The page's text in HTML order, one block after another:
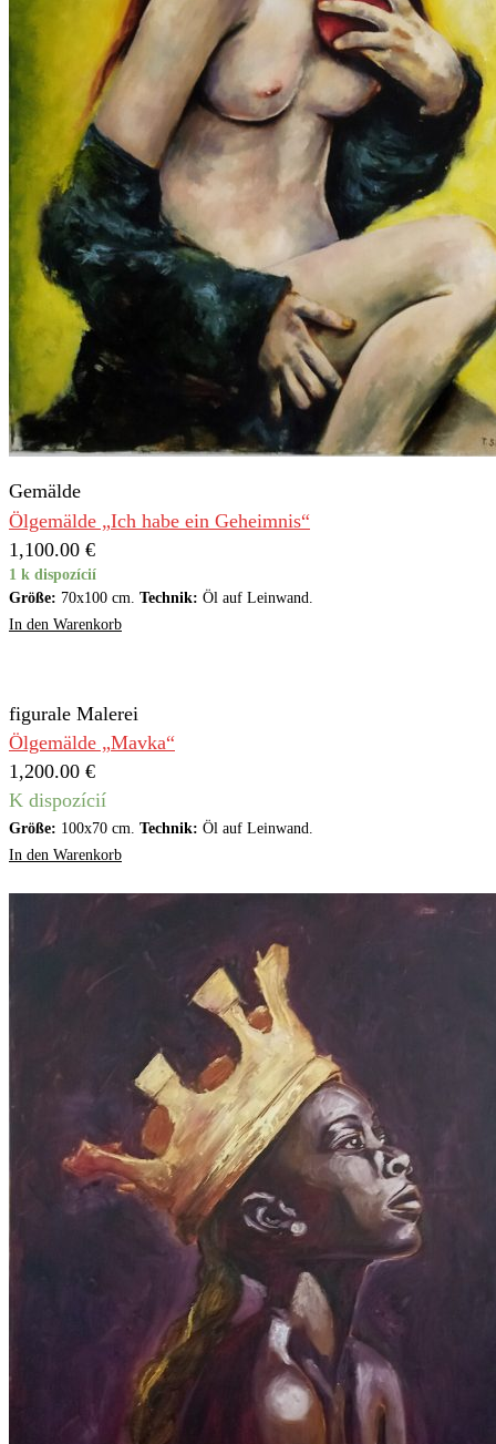
Gemälde
Ölgemälde „Ich habe ein Geheimnis“
1,100.00 €
1 k dispozícií
Größe: 70x100 cm. Technik: Öl auf Leinwand.
In den Warenkorb
figurale Malerei
Ölgemälde „Mavka“
1,200.00 €
K dispozícií
Größe: 100x70 cm. Technik: Öl auf Leinwand.
In den Warenkorb